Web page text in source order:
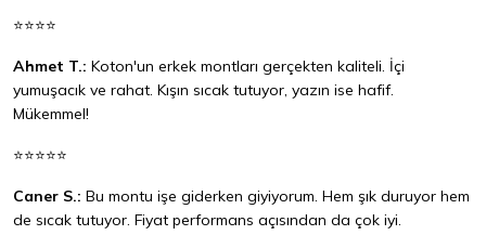
⭐⭐⭐⭐
Ahmet T.: Koton'un erkek montları gerçekten kaliteli. İçi
yumuşacık ve rahat. Kışın sıcak tutuyor, yazın ise hafif.
Mükemmel!
⭐⭐⭐⭐⭐
Caner S.: Bu montu işe giderken giyiyorum. Hem şık duruyor hem
de sıcak tutuyor. Fiyat performans açısından da çok iyi.